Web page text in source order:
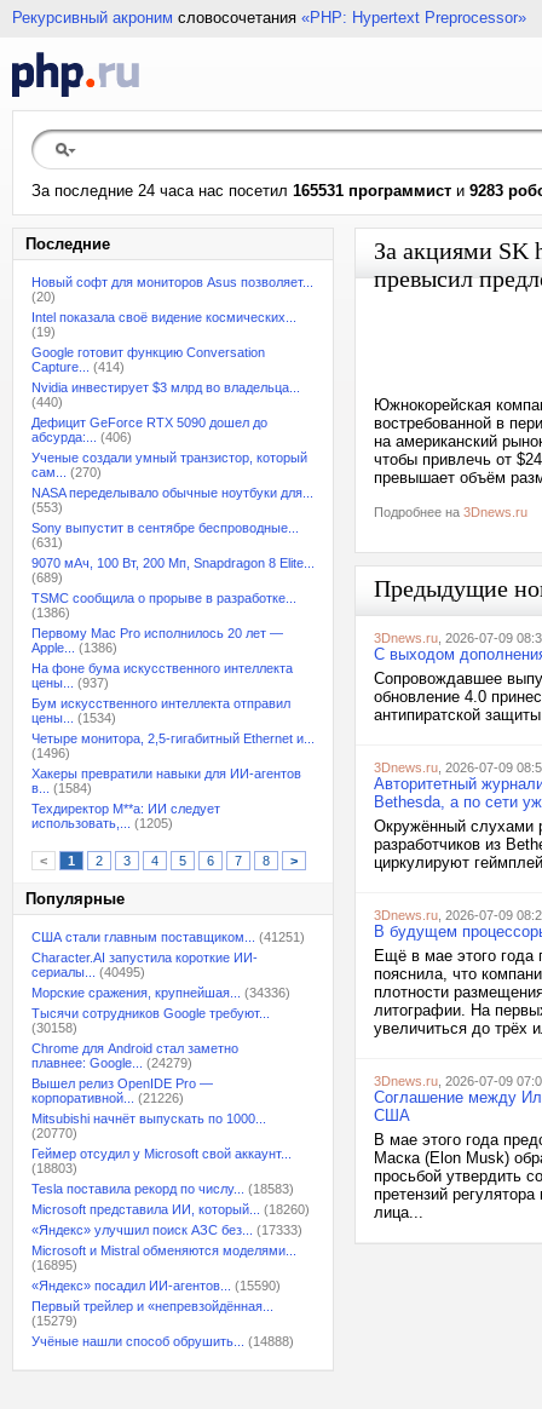
Рекурсивный акроним словосочетания «PHP: Hypertext Preprocessor»
За последние 24 часа нас посетил 165531 программист и 9283
Последние
Новый софт для мониторов Asus позволяет...
(20)
Intel показала своё видение космических...
(19)
Google готовит функцию Conversation
Capture...
(414)
Nvidia инвестирует $3 млрд во владельца...
(440)
Дефицит GeForce RTX 5090 дошел до
абсурда:...
(406)
Ученые создали умный транзистор, который
сам...
(270)
NASA переделывало обычные ноутбуки для...
(553)
Sony выпустит в сентябре беспроводные...
(631)
9070 мАч, 100 Вт, 200 Мп, Snapdragon 8 Elite...
(689)
TSMC сообщила о прорыве в разработке...
(1386)
Первому Mac Pro исполнилось 20 лет —
Apple...
(1386)
На фоне бума искусственного интеллекта
цены...
(937)
Бум искусственного интеллекта отправил
цены...
(1534)
Четыре монитора, 2,5-гигабитный Ethernet и...
(1496)
Хакеры превратили навыки для ИИ-агентов
в...
(1584)
Техдиректор M**a: ИИ следует
использовать,...
(1205)
< 1 2 3 4 5 6 7 8 >
Популярные
США стали главным поставщиком...
(41251)
Character.AI запустила короткие ИИ-
сериалы...
(40495)
Морские сражения, крупнейшая...
(34336)
Тысячи сотрудников Google требуют...
(30158)
Chrome для Android стал заметно
плавнее: Google...
(24279)
Вышел релиз OpenIDE Pro —
корпоративной...
(21226)
Mitsubishi начнёт выпускать по 1000...
(20770)
Геймер отсудил у Microsoft свой аккаунт...
(18803)
Tesla поставила рекорд по числу...
(18583)
Microsoft представила ИИ, который...
(18260)
«Яндекс» улучшил поиск АЗС без...
(17333)
Microsoft и Mistral обменяются моделями...
(16895)
«Яндекс» посадил ИИ-агентов...
(15590)
Первый трейлер и «непревзойдённая...
(15279)
Учёные нашли способ обрушить...
(14888)
За акциями SK
превысил
Южнокорейская
востребованной в
на американский
чтобы привлечь от
превышает объём
Подробнее на 3Dnews.ru
Предыдущие
3Dnews.ru , 2026-07-09
С выходом
Сопровождавшее
обновление 4.0
антипиратской
3Dnews.ru , 2026-07-09
Авторитетный
Bethesda, а по сети
Окружённый слухами
разработчиков из
циркулируют
3Dnews.ru , 2026-07-09
В будущем
Ещё в мае этого года
пояснила, что
плотности
литографии. На
увеличиться до трёх
3Dnews.ru , 2026-07-09
Соглашение между
США
В мае этого года
Маска (Elon Musk)
просьбой утвердить
претензий
лица...